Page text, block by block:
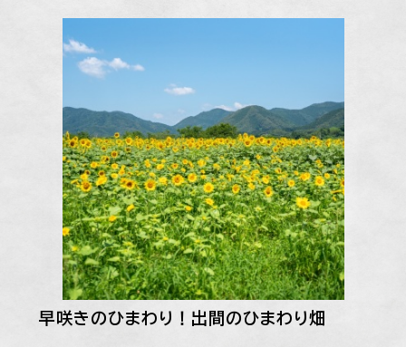
早咲きのひまわり！出間のひまわり畑